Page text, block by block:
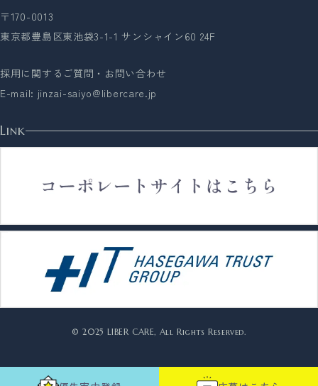
〒170-0013
東京都豊島区東池袋3-1-1 サンシャイン60 24F
採用に関するご質問・お問い合わせ
E-mail: jinzai-saiyo@libercare.jp
Link
© 2025 LIBER CARE, All Rights Reserved.